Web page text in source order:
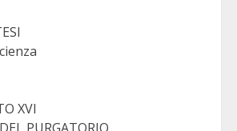
XVI